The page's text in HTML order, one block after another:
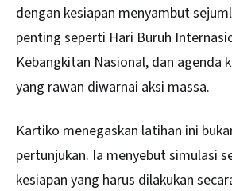
dengan kesiapan menyambut
penting seperti Hari Buruh
Kebangkitan Nasional, dan agenda
yang rawan diwarnai aksi massa.
Kartiko menegaskan latihan ini
pertunjukan. Ia menyebut simulasi
kesiapan yang harus dilakukan